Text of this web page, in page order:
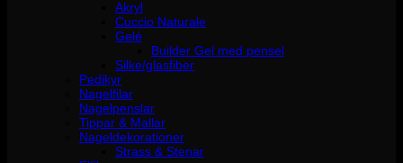
Akryl
Cuccio Naturale
Gelé
Builder Gel med pensel
Silke/glasfiber
Pedikyr
Nagelfilar
Nagelpenslar
Tippar & Mallar
Nageldekorationer
Strass & Stenar